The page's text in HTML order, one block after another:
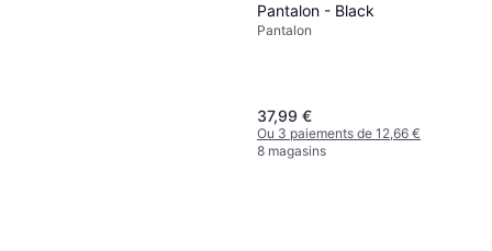
Pantalon - Black
Pantalon
37,99 €
Ou 3 paiements de 12,66 €
8 magasins